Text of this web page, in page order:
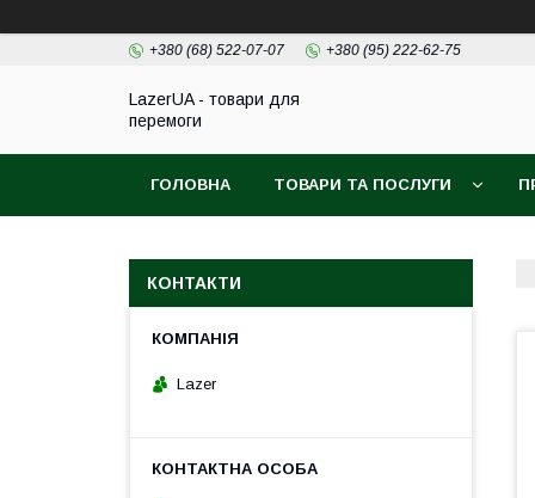
+380 (68) 522-07-07 +380 (95) 222-62-75
LazerUA - товари для
перемоги
ГОЛОВНА ТОВАРИ ТА ПОСЛУГИ
КОНТАКТИ
Lazer